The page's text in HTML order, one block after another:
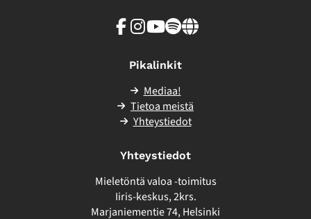
Facebook
Instagram
Youtube
SpotifyLinkki
Pikalinkit
Mediaa!
Tietoa meistä
Yhteystiedot
Yhteystiedot
Mieletöntä valoa -toimitus
Iiris-keskus, 2krs.
Marjaniementie 74, Helsinki